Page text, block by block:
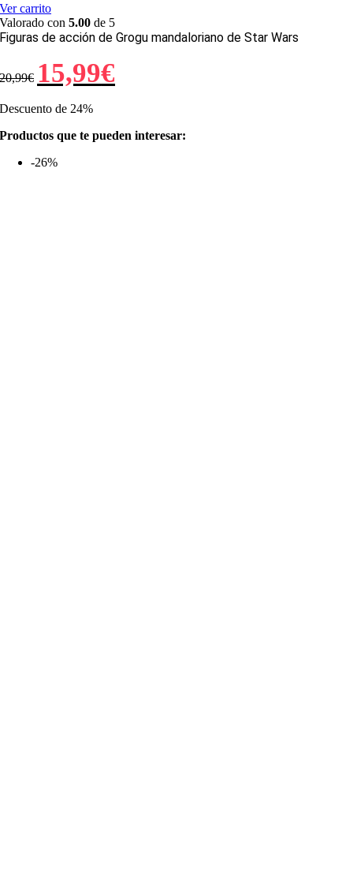
Ver carrito
Valorado con5.00 de 5
Figuras de acción de Grogu mandaloriano de Star Wars
20,99€
El
precio
era:
15,99€
Descuento de 24%
Productos que te pueden interesar:
-26%